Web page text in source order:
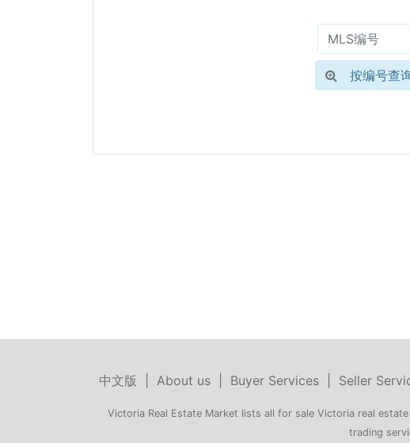
按编号查
中文版 About us Buyer Services Seller
Victoria Real Estate Market lists all for sale Victoria real
trading